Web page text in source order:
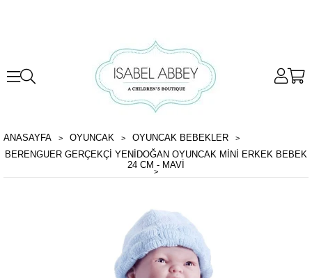
ANASAYFA OYUNCAK
OYUNCAK BEBEKLER
BERENGUER GERÇEKÇI YENIDOĞAN OYUNCAK MINI ERKEK BEBEK
24 CM - MAVI